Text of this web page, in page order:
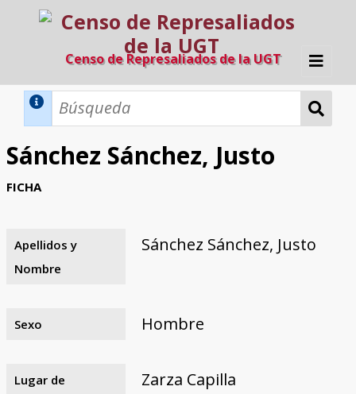
Censo de Represaliados de la UGT
Inicio
Búsqueda Dinámica
Búsqueda Avanzada
Razones y objetivos
El equipo
Colaboradores
Fuentes documentales
Sánchez Sánchez, Justo
FICHA
Apellidos y
Nombre
Sánchez Sánchez, Justo
Sexo Hombre
Lugar de
Zarza Capilla